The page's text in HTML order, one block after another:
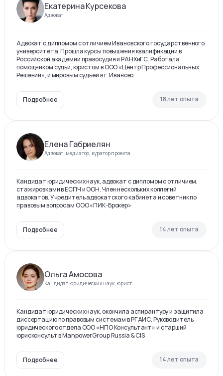
Екатерина Курсекова
Адвокат
Адвокат с дипломом с отличием Ивановского государственного
университета. Прошла курсы повышения квалификации в
Российской академии правосудия и РАНХиГС. Работала
помощником судьи, юристом в ООО «Центр Профессиональных
Решений», и мировым судьей в г. Иваново
Подробнее 18 лет опыта
Елена Габриелян
Адвокат, медиатор, куратор проекта
Кандидат юридических наук, адвокат с дипломом с отличием,
стажировками в ЕСПЧ и ООН. Член нескольких коллегий
адвокатов. Учредитель адвокатского кабинета и советник по
правовым вопросам ООО «ПИК-Брокер»
Подробнее 14 лет опыта
Ольга Амосова
Кандидат юридических наук, юрист
Кандидат юридических наук, окончила аспирантуру и защитила
диссертацию по правовым системам в РГАИС. Руководитель
юридического отдела ООО «НПО Консультант» и старший
юрисконсульт в ManpowerGroup Russia & CIS
Подробнее 14 лет опыта